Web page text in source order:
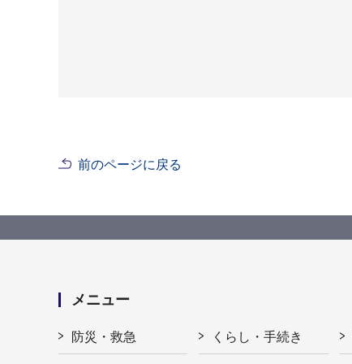
前のページに戻る
メニュー
防災・救急 くらし・手続き